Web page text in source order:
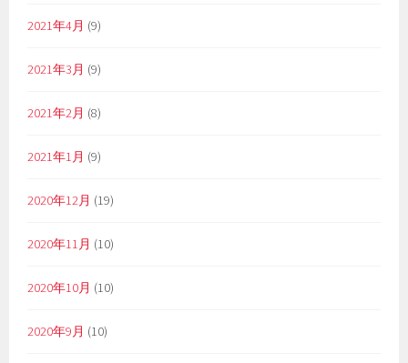
2021年4月 (9)
2021年3月 (9)
2021年2月 (8)
2021年1月 (9)
2020年12月 (19)
2020年11月 (10)
2020年10月 (10)
2020年9月 (10)